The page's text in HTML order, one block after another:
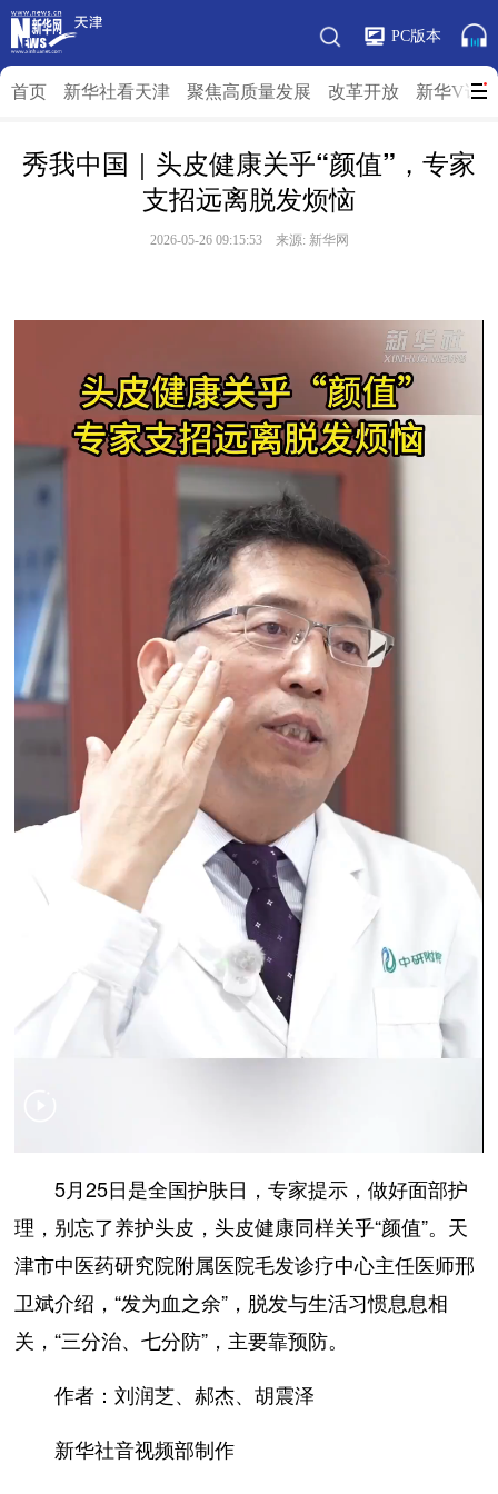
PC版本
首页 新华社看天津 聚焦高质量发展 改革开放 新华V访
秀我中国｜头皮健康关乎“颜值”，专家
支招远离脱发烦恼
2026-05-26 09:15:53 来源: 新华网
5月25日是全国护肤日，专家提示，做好面部护
理，别忘了养护头皮，头皮健康同样关乎“颜值”。天
津市中医药研究院附属医院毛发诊疗中心主任医师邢
卫斌介绍，“发为血之余”，脱发与生活习惯息息相
关，“三分治、七分防”，主要靠预防。
作者：刘润芝、郝杰、胡震泽
新华社音视频部制作